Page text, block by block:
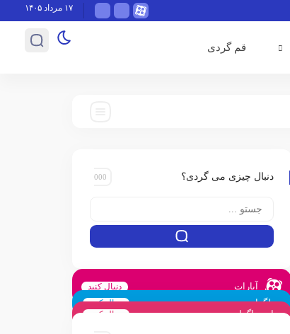
۱۷ مرداد ۱۴۰۵
قم گردی
دنبال چیزی می گردی؟
آپارات دنبال کنید
تلگرام دنبال کنید
اینستاگرام دنبال کنید